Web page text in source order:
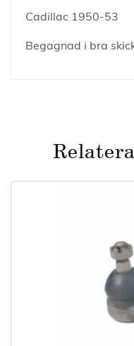
Cadillac 1950-53
Begagnad i bra